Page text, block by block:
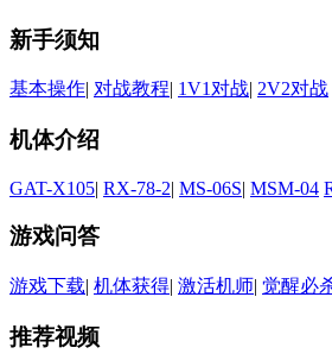
新手须知
基本操作| 对战教程| 1V1对战| 2V2对战
机体介绍
GAT-X105| RX-78-2| MS-06S| MSM-04
游戏问答
游戏下载| 机体获得| 激活机师| 觉醒必
推荐视频